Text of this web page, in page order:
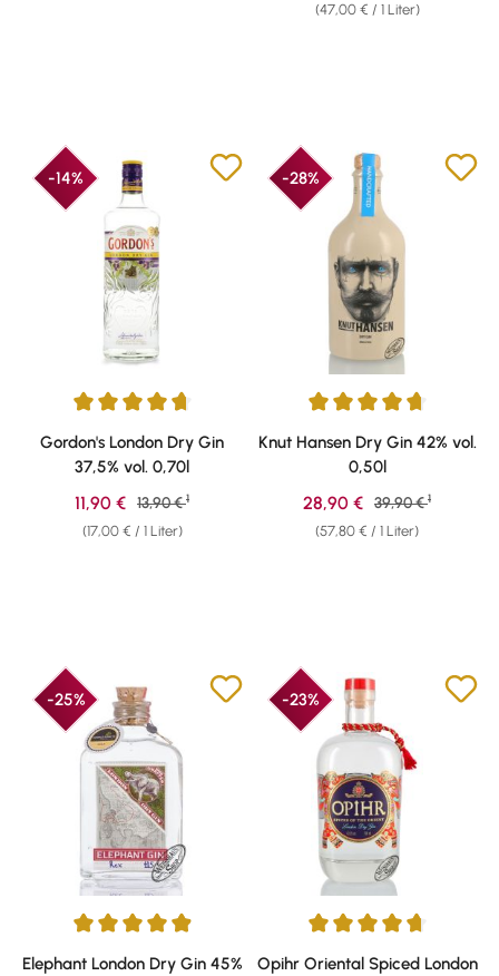
(47,00 € / 1 Liter)
-14%
Durchschnittliche Bewertung von 4.74 von 5 Sternen
Gordon's London Dry Gin
37,5% vol. 0,70l
(17,00 € / 1 Liter)
Verkaufspreis:
11,90 € Regulärer Preis:
13,90 € 1
-28%
Durchschnittliche Bewertung
Knut Hansen Dry Gin 42% vol.
0,50l
(57,80 € / 1 Liter)
Verkaufspreis:
28,90 € Regulärer Preis:
39,90 € 1
-25%
Durchschnittliche Bewertung von 4.89 von 5 Sternen
Elephant London Dry Gin 45%
-23%
Durchschnittliche Bewertung
Opihr Oriental Spiced London